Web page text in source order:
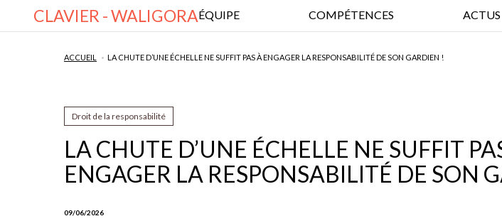
CLAVIER - WALIGORAÉQUIPE COMPÉTENCES ACTUS
ACCUEIL LA CHUTE D’UNE ÉCHELLE NE SUFFIT PAS À ENGAGER LA RESPONSABILITÉ DE SON GARDIEN !
LA CHUTE D’UNE ÉCHELLE NE SUFFIT
ENGAGER LA RESPONSABILITÉ DE SON
09/06/2026
Droit de la responsabilité